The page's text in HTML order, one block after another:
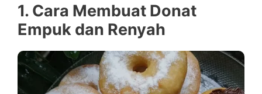
1. Cara Membuat Donat
Empuk dan Renyah